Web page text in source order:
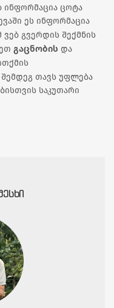
ინფორმაცია ცოტა
ეს ინფორმაცია
ვებ გვერდის შექმნის
გაცნობის და
შემდეგ თავს უფლება
საკუთარი